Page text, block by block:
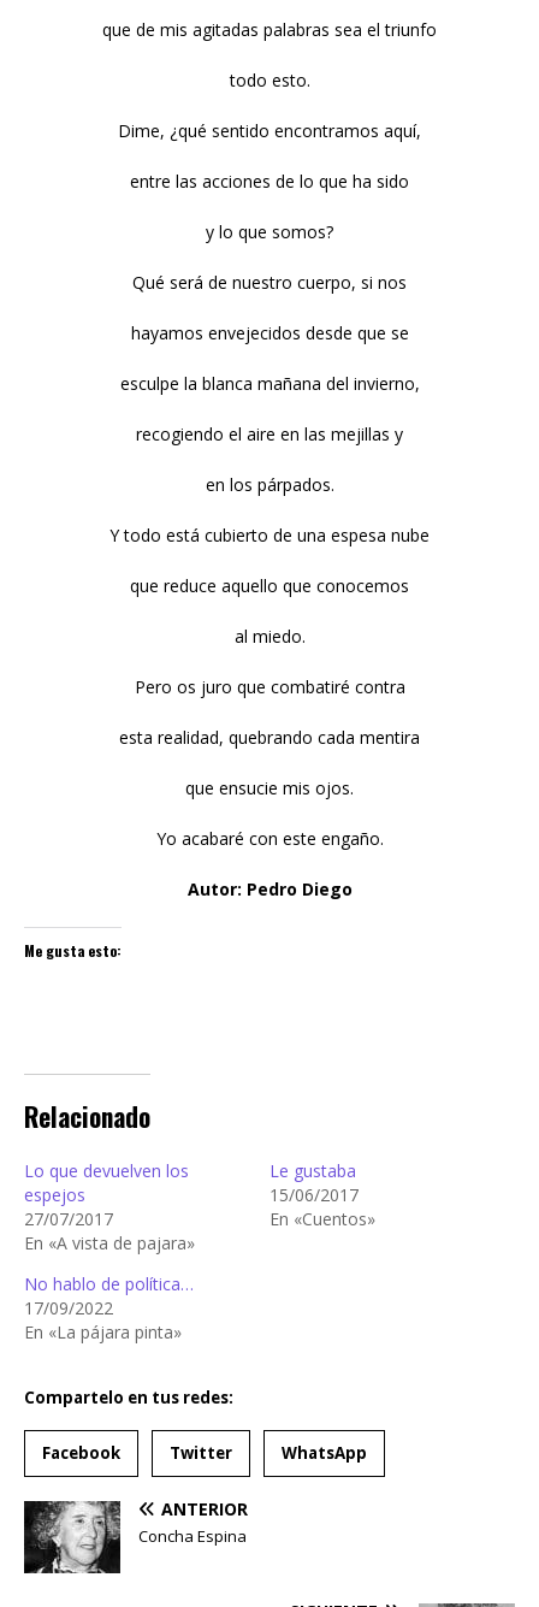
que de mis agitadas palabras sea el triunfo
todo esto.
Dime, ¿qué sentido encontramos aquí,
entre las acciones de lo que ha sido
y lo que somos?
Qué será de nuestro cuerpo, si nos
hayamos envejecidos desde que se
esculpe la blanca mañana del invierno,
recogiendo el aire en las mejillas y
en los párpados.
Y todo está cubierto de una espesa nube
que reduce aquello que conocemos
al miedo.
Pero os juro que combatiré contra
esta realidad, quebrando cada mentira
que ensucie mis ojos.
Yo acabaré con este engaño.
Autor: Pedro Diego
Me gusta esto:
Relacionado
Lo que devuelven los
espejos
27/07/2017
En «A vista de pajara»
Le gustaba
15/06/2017
En «Cuentos»
No hablo de política…
17/09/2022
En «La pájara pinta»
Compartelo en tus redes:
Facebook Twitter WhatsApp
ANTERIOR
Concha Espina